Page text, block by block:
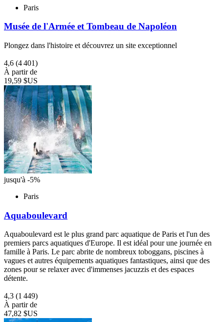
Paris
Musée de l'Armée et Tombeau de Napoléon
Plongez dans l'histoire et découvrez un site exceptionnel
4,6 (4 401)
À partir de
19,59 $US
jusqu'à -5%
Paris
Aquaboulevard
Aquaboulevard est le plus grand parc aquatique de Paris et l'un des
premiers parcs aquatiques d'Europe. Il est idéal pour une journée en
famille à Paris. Le parc abrite de nombreux toboggans, piscines à
vagues et autres équipements aquatiques fantastiques, ainsi que des
zones pour se relaxer avec d'immenses jacuzzis et des espaces
détente.
4,3 (1 449)
À partir de
47,82 $US